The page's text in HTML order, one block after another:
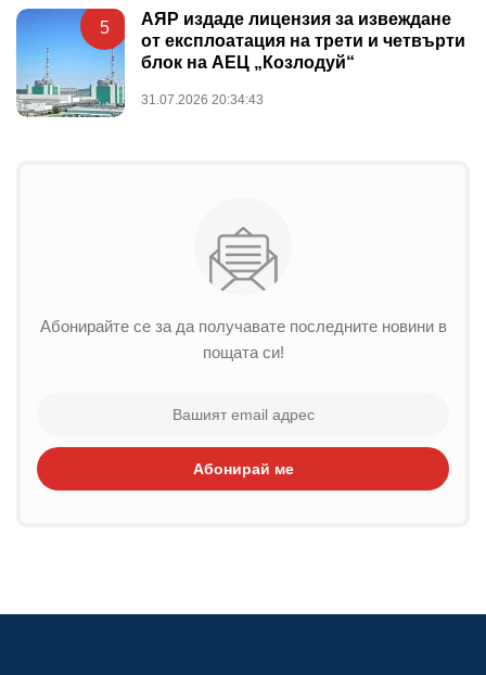
5
АЯР издаде лицензия за извеждане
от експлоатация на трети и четвърти
блок на АЕЦ „Козлодуй“
31.07.2026 20:34:43
Абонирайте се за да получавате последните новини в
пощата си!
Абонирай ме